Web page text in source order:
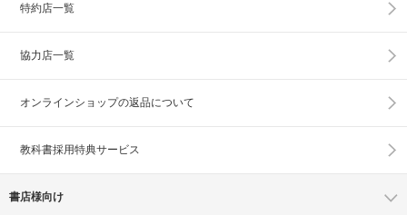
特約店一覧
協力店一覧
オンラインショップの返品について
教科書採用特典サービス
書店様向け